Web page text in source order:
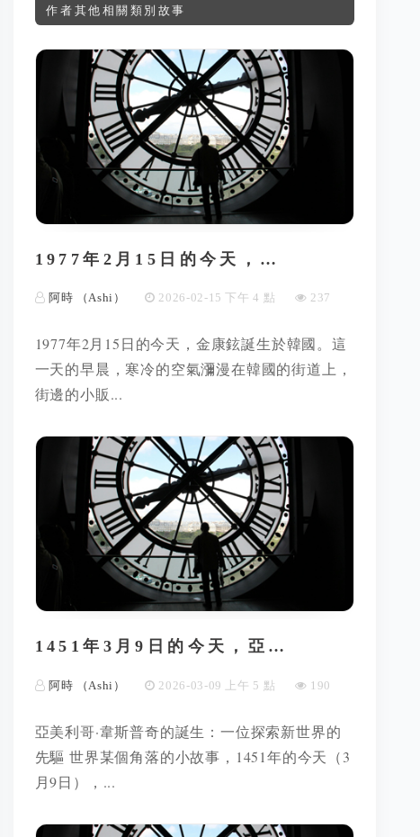
作者其他相關類別故事
1977年2月15日的今天，…
阿時 （Ashi） 2026-02-15 下午 4 點 237
1977年2月15日的今天，金康鉉誕生於韓國。這
一天的早晨，寒冷的空氣瀰漫在韓國的街道上，
街邊的小販...
1451年3月9日的今天，亞…
阿時 （Ashi） 2026-03-09 上午 5 點 190
亞美利哥·韋斯普奇的誕生：一位探索新世界的
先驅 世界某個角落的小故事，1451年的今天（3
月9日），...